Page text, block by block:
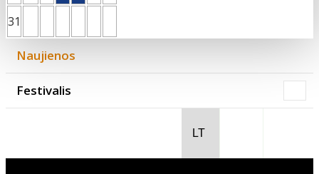
31
Naujienos
Festivalis
2025 (XXII festivalis)